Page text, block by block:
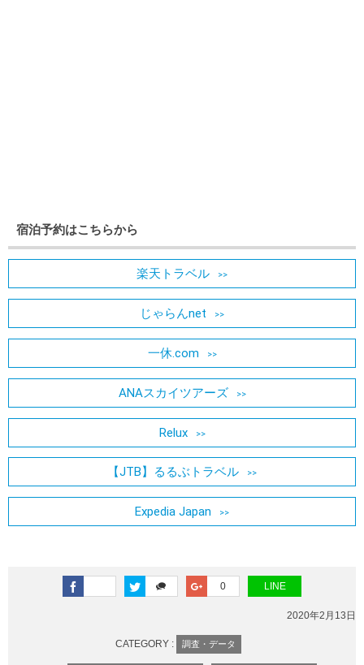
宿泊予約はこちらから
楽天トラベル
じゃらんnet
一休.com
ANAスカイツアーズ
Relux
【JTB】るるぶトラベル
Expedia Japan
0 LINE
2020年2月13日
CATEGORY : 調査・データ